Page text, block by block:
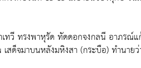
ทวี ทรงพาหุรัด ทัดดอกจงกลนี อาภรณ์
สด็จมาบนหลังมหิงสา (กระบือ) ทำนาย